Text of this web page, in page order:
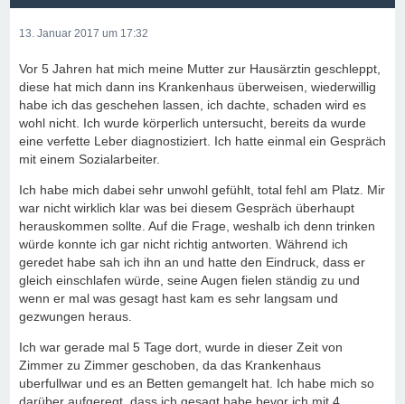
13. Januar 2017 um 17:32
Vor 5 Jahren hat mich meine Mutter zur Hausärztin geschleppt,
diese hat mich dann ins Krankenhaus überweisen, wiederwillig
habe ich das geschehen lassen, ich dachte, schaden wird es
wohl nicht. Ich wurde körperlich untersucht, bereits da wurde
eine verfette Leber diagnostiziert. Ich hatte einmal ein Gespräch
mit einem Sozialarbeiter.
Ich habe mich dabei sehr unwohl gefühlt, total fehl am Platz. Mir
war nicht wirklich klar was bei diesem Gespräch überhaupt
herauskommen sollte. Auf die Frage, weshalb ich denn trinken
würde konnte ich gar nicht richtig antworten. Während ich
geredet habe sah ich ihn an und hatte den Eindruck, dass er
gleich einschlafen würde, seine Augen fielen ständig zu und
wenn er mal was gesagt hast kam es sehr langsam und
gezwungen heraus.
Ich war gerade mal 5 Tage dort, wurde in dieser Zeit von
Zimmer zu Zimmer geschoben, da das Krankenhaus
uberfullwar und es an Betten gemangelt hat. Ich habe mich so